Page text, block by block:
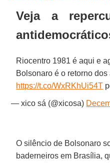
Veja a
Riocentro 1981 é aqui e
Bolsonaro é o retorno
https://t.co/WxRKhUi54T
— xico sá (@xicosa)
O silêncio de Bolsonaro
baderneiros em Brasília,